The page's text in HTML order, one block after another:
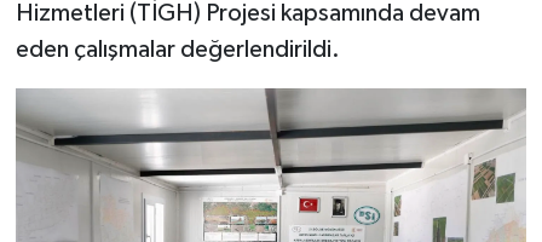
Hizmetleri (TİGH) Projesi kapsamında devam
eden çalışmalar değerlendirildi.